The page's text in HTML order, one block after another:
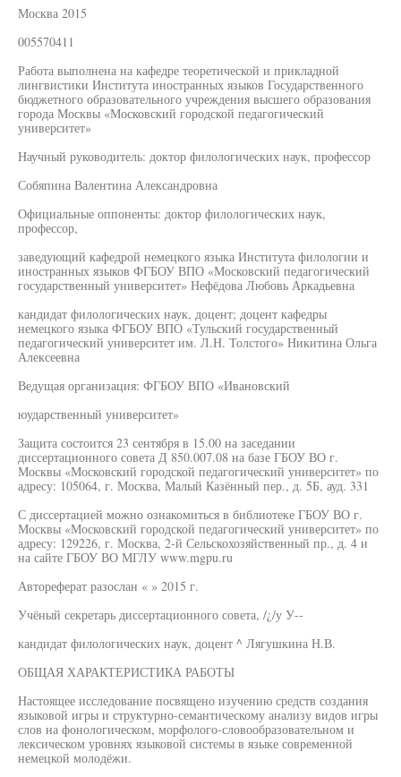
Москва 2015
005570411
Работа выполнена на кафедре теоретической и прикладной
лингвистики Института иностранных языков Государственного
бюджетного образовательного учреждения высшего образования
города Москвы «Московский городской педагогический
университет»
Научный руководитель: доктор филологических наук, профессор
Собяпина Валентина Александровна
Официальные оппоненты: доктор филологических наук,
профессор,
заведующий кафедрой немецкого языка Института филологии и
иностранных языков ФГБОУ ВПО «Московский педагогический
государственный университет» Нефёдова Любовь Аркадьевна
кандидат филологических наук, доцент; доцент кафедры
немецкого языка ФГБОУ ВПО «Тульский государственный
педагогический университет им. Л.Н. Толстого» Никитина Ольга
Алексеевна
Ведущая организация: ФГБОУ ВПО «Ивановский
юударственный университет»
Защита состоится 23 сентября в 15.00 на заседании
диссертационного совета Д 850.007.08 на базе ГБОУ ВО г.
Москвы «Московский городской педагогический университет» по
адресу: 105064, г. Москва, Малый Казённый пер., д. 5Б, ауд. 331
С диссертацией можно ознакомиться в библиотеке ГБОУ ВО г.
Москвы «Московский городской педагогический университет» по
адресу: 129226, г. Москва, 2-й Сельскохозяйственный пр., д. 4 и
на сайте ГБОУ ВО МГЛУ www.mgpu.ru
Автореферат разослан « » 2015 г.
Учёный секретарь диссертационного совета, /¿/у У--
кандидат филологических наук, доцент ^ Лягушкина Н.В.
ОБЩАЯ ХАРАКТЕРИСТИКА РАБОТЫ
Настоящее исследование посвящено изучению средств создания
языковой игры и структурно-семантическому анализу видов игры
слов на фонологическом, морфолого-словообразовательном и
лексическом уровнях языковой системы в языке современной
немецкой молодёжи.